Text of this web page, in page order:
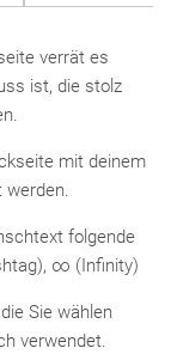
verrät es
ist, die stolz
mit deinem
folgende
∞ (Infinity)
Sie wählen
verwendet.